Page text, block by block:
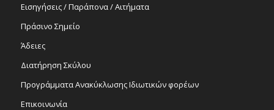
Εισηγήσεις / Παράπονα / Αιτήματα
Πράσινο Σημείο
Άδειες
Διατήρηση Σκύλου
Προγράμματα Ανακύκλωσης Ιδιωτικών φορέων
Επικοινωνία